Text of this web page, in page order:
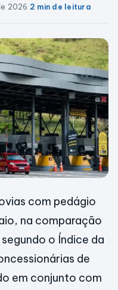
2026·2 min de leitura
com pedágio
na comparação
o Índice da
de
em conjunto com